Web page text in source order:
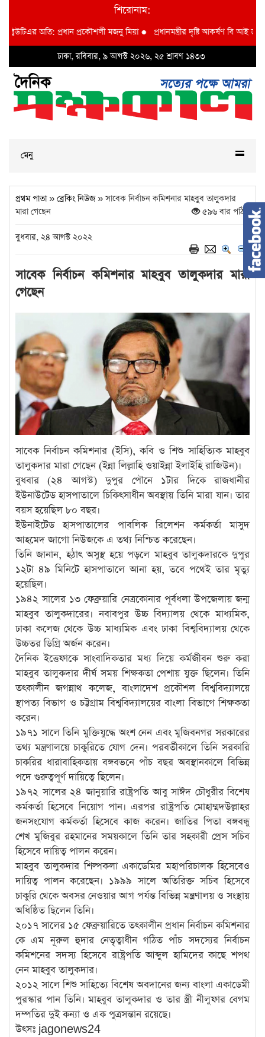
শিরোনাম:
অতি: প্রধান প্রকৌশলী মজনু মিয়া●প্রধানমন্ত্রীর দৃষ্টি আকর্ষণ বি আই ডব্লুভিইউ-
ঢাকা, রবিবার, ৯ আগস্ট ২০২৬, ২৫ শ্রাবণ ১৪৩৩
মেনু
প্রথম পাতা» ব্রেকিং নিউজ» সাবেক নির্বাচন কমিশনার মাহবুব তালুকদার
মারা গেছেন
৫৯৬ বার পঠিত
বুধবার, ২৪ আগস্ট ২০২২
সাবেক নির্বাচন কমিশনার মাহবুব তালুকদার মারা
গেছেন
সাবেক নির্বাচন কমিশনার (ইসি), কবি ও শিশু সাহিত্যিক মাহবুব
তালুকদার মারা গেছেন (ইন্না লিল্লাহি ওয়াইন্না ইলাইহি রাজিউন)।
বুধবার (২৪ আগস্ট) দুপুর পৌনে ১টার দিকে রাজধানীর
ইউনাউটেড হাসপাতালে চিকিৎসাধীন অবস্থায় তিনি মারা যান। তার
বয়স হয়েছিল ৮০ বছর।
ইউনাইটেড হাসপাতালের পাবলিক রিলেশন কর্মকর্তা মাসুদ
আহমেদ জাগো নিউজকে এ তথ্য নিশ্চিত করেছেন।
তিনি জানান, হঠাৎ অসুস্থ হয়ে পড়লে মাহবুব তালুকদারকে দুপুর
১২টা ৪৯ মিনিটে হাসপাতালে আনা হয়, তবে পথেই তার মৃত্যু
হয়েছিল।
১৯৪২ সালের ১৩ ফেব্রুয়ারি নেত্রকোনার পূর্বধলা উপজেলায় জন্ম
মাহবুব তালুকদারের। নবাবপুর উচ্চ বিদ্যালয় থেকে মাধ্যমিক,
ঢাকা কলেজ থেকে উচ্চ মাধ্যমিক এবং ঢাকা বিশ্ববিদ্যালয় থেকে
উচ্চতর ডিগ্রি অর্জন করেন।
দৈনিক ইত্তেফাকে সাংবাদিকতার মধ্য দিয়ে কর্মজীবন শুরু করা
মাহবুব তালুকদার দীর্ঘ সময় শিক্ষকতা পেশায় যুক্ত ছিলেন। তিনি
তৎকালীন জগন্নাথ কলেজ, বাংলাদেশ প্রকৌশল বিশ্ববিদ্যালয়ে
স্থাপত্য বিভাগ ও চট্টগ্রাম বিশ্ববিদ্যালয়ের বাংলা বিভাগে শিক্ষকতা
করেন।
১৯৭১ সালে তিনি মুক্তিযুদ্ধে অংশ নেন এবং মুজিবনগর সরকারের
তথ্য মন্ত্রণালয়ে চাকুরিতে যোগ দেন। পরবর্তীকালে তিনি সরকারি
চাকরির ধারাবাহিকতায় বঙ্গবভনে পাঁচ বছর অবস্থানকালে বিভিন্ন
পদে গুরুত্বপূর্ণ দায়িত্বে ছিলেন।
১৯৭২ সালের ২৪ জানুয়ারি রাষ্ট্রপতি আবু সাঈদ চৌধুরীর বিশেষ
কর্মকর্তা হিসেবে নিয়োগ পান। এরপর রাষ্ট্রপতি মোহাম্মদউল্লাহর
জনসংযোগ কর্মকর্তা হিসেবে কাজ করেন। জাতির পিতা বঙ্গবন্ধু
শেখ মুজিবুর রহমানের সময়কালে তিনি তার সহকারী প্রেস সচিব
হিসেবে দায়িত্ব পালন করেন।
মাহবুব তালুকদার শিল্পকলা একাডেমির মহাপরিচালক হিসেবেও
দায়িত্ব পালন করেছেন। ১৯৯৯ সালে অতিরিক্ত সচিব হিসেবে
চাকুরি থেকে অবসর নেওয়ার আগ পর্যন্ত বিভিন্ন মন্ত্রণালয় ও সংস্থায়
অধিষ্ঠিত ছিলেন তিনি।
২০১৭ সালের ১৫ ফেব্রুয়ারিতে তৎকালীন প্রধান নির্বাচন কমিশনার
কে এম নূরুল হুদার নেতৃত্বাধীন গঠিত পাঁচ সদস্যের নির্বাচন
কমিশনের সদস্য হিসেবে রাষ্ট্রপতি আব্দুল হামিদের কাছে শপথ
নেন মাহবুব তালুকদার।
২০১২ সালে শিশু সাহিত্যে বিশেষ অবদানের জন্য বাংলা একাডেমী
পুরস্কার পান তিনি। মাহবুব তালুকদার ও তার স্ত্রী নীলুফার বেগম
দম্পতির দুই কন্যা ও এক পুত্রসন্তান রয়েছে।
উৎসঃ jagonews24